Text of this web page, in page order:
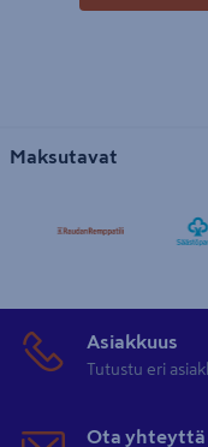
Maksutavat
Asiakkuus
Tutustu eri
Ota yhteyttä